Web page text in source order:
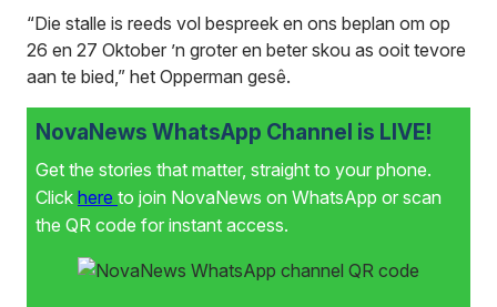
“Die stalle is reeds vol bespreek en ons beplan om op
26 en 27 Oktober ’n groter en beter skou as ooit tevore
aan te bied,” het Opperman gesê.
NovaNews WhatsApp Channel is LIVE!
Get the stories that matter, straight to your phone.
Click here to join NovaNews on WhatsApp or scan
the QR code for instant access.